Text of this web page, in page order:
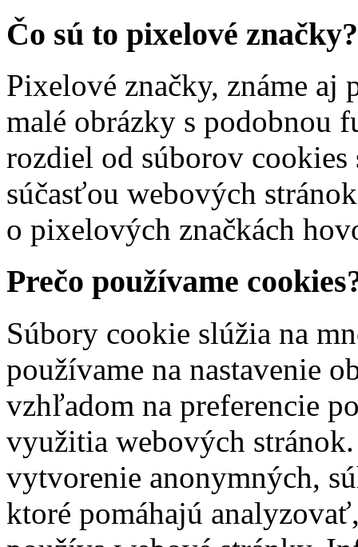
Čo sú to pixelové značky?
Pixelové značky, známe aj
malé obrázky s podobnou
rozdiel od súborov
súčasťou webových
o pixelových značkách
Prečo používame
Súbory cookie slúžia na
používame na nastavenie
vzhľadom na preferencie
využitia webových
vytvorenie anonymných,
ktoré pomáhajú